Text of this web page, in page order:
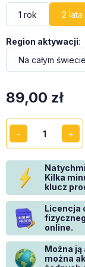
1 rok 2 lata
Region aktywacji:
89,00 zł
Kilka
klucz
Licencja
online.
Można
można